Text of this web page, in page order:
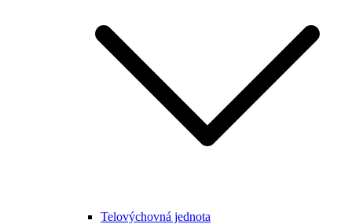
Telovýchovná jednota